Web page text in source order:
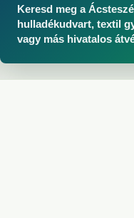
Keresd meg a
hulladékudvart, textil
vagy más hivatalos